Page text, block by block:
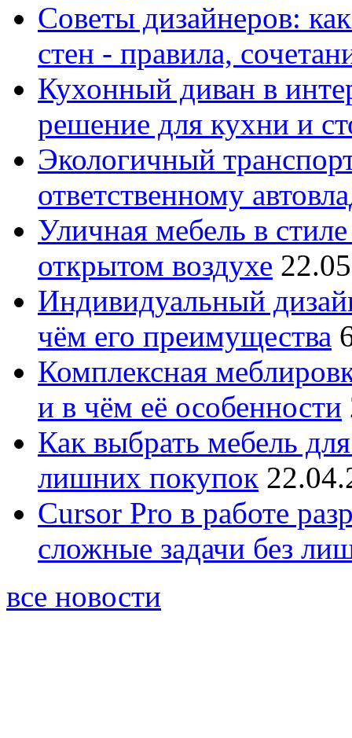
Советы дизайнеров:
стен - правила,
Кухонный диван в
решение для кухни и
Экологичный
ответственному
Уличная мебель в
открытом воздухе
Индивидуальный
чём его преимущества
Комплексная
и в чём её особенности
Как выбрать мебель
лишних покупок
Cursor Pro в работе
сложные задачи без
все новости